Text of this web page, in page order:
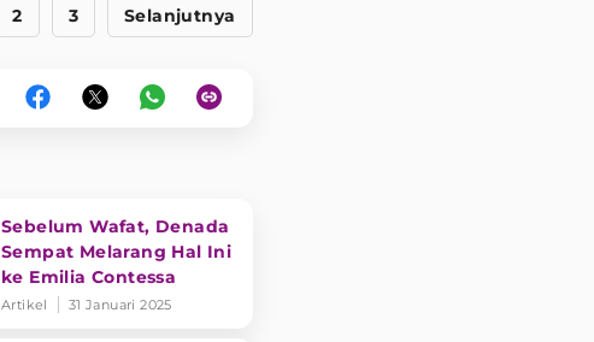
2 3 Selanjutnya
Sebelum Wafat, Denada
Sempat Melarang Hal Ini
ke Emilia Contessa
Artikel 31 Januari 2025